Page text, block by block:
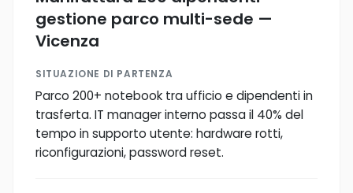
gestione parco multi-sede —
Vicenza
SITUAZIONE DI PARTENZA
Parco 200+ notebook tra ufficio e dipendenti in
trasferta. IT manager interno passa il 40% del
tempo in supporto utente: hardware rotti,
riconfigurazioni, password reset.